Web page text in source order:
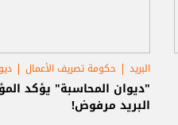
البريد حكومة تصريف الأعمال
"ديوان المحاسبة" يؤكد
البريد مرفوض!